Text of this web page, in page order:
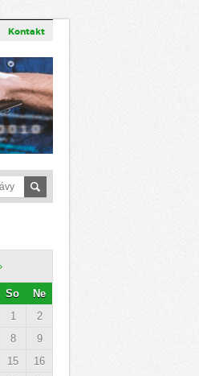
Kontakt
So
Ne
1
2
8
9
15
16